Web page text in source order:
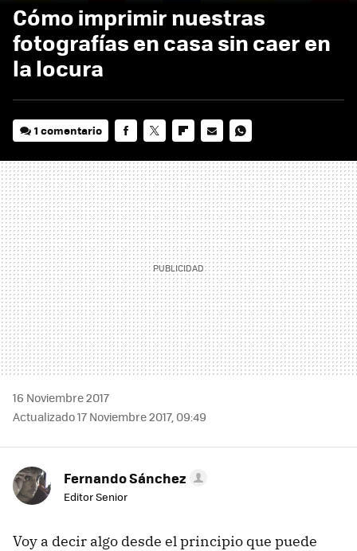
Cómo imprimir nuestras
fotografías en casa sin caer en
la locura
1 comentario
MAIL
16 Noviembre 2017
Actualizado 17 Noviembre 2017, 09:49
Fernando Sánchez
Editor Senior
Voy a decir algo desde el principio que puede